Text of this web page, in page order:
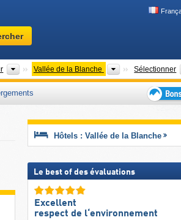
Anciennes régions
Vallée de la Blanche ValléesSélectionner
plans
séjour
Hôtels : Vallée de la Blanche
Le best of des évaluations
Excellent
respect de l‘environnement